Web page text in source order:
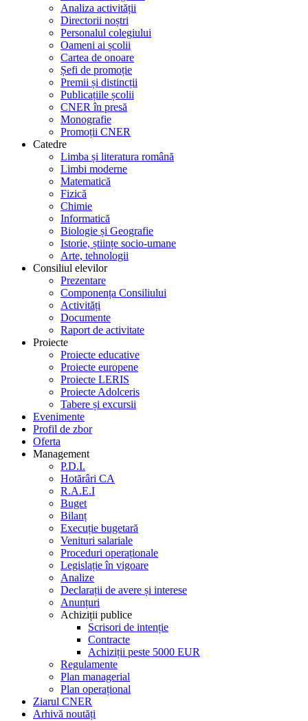
Analiza activității
Directorii noștri
Personalul colegiului
Oameni ai școlii
Cartea de onoare
Șefi de promoție
Premii și distincții
Publicațiile școlii
CNER în presă
Monografie
Promoții CNER
Catedre
Limba și literatura română
Limbi moderne
Matematică
Fizică
Chimie
Informatică
Biologie și Geografie
Istorie, științe socio-umane
Arte, tehnologii
Consiliul elevilor
Prezentare
Componența Consiliului
Activități
Documente
Raport de activitate
Proiecte
Proiecte educative
Proiecte europene
Proiecte LERIS
Proiecte Adolceris
Tabere și excursii
Evenimente
Profil de zbor
Oferta
Management
P.D.I.
Hotărâri CA
R.A.E.I
Buget
Bilanț
Execuție bugetară
Venituri salariale
Proceduri operaționale
Legislație în vigoare
Analize
Declarații de avere și interese
Anunțuri
Achiziții publice
Scrisori de intenție
Contracte
Achiziții peste 5000 EUR
Regulamente
Plan managerial
Plan operațional
Ziarul CNER
Arhivă noutăți